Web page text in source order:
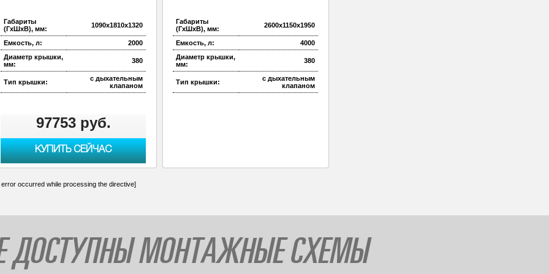
Габариты
(ГхШхВ), мм:
1090х1810х1320
Емкость, л:
2000
Диаметр крышки,
мм:
380
Тип крышки:
с дыхательным
клапаном
97753 руб.
КУПИТЬ СЕЙЧАС
Габариты
(ГхШхВ), мм:
2600х1150х1950
Емкость, л:
4000
Диаметр крышки,
мм:
380
Тип крышки:
с дыхательным
клапаном
error occurred while processing the directive]